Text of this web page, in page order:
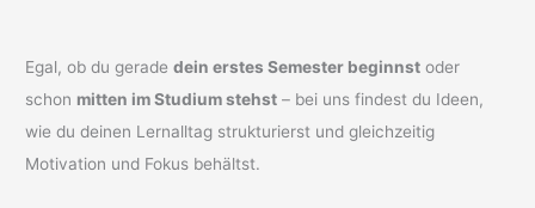
Egal, ob du geradedein erstes Semester beginnst oder
schon mitten im Studium stehst – bei uns findest du Ideen,
wie du deinen Lernalltag strukturierst und gleichzeitig
Motivation und Fokus behältst.